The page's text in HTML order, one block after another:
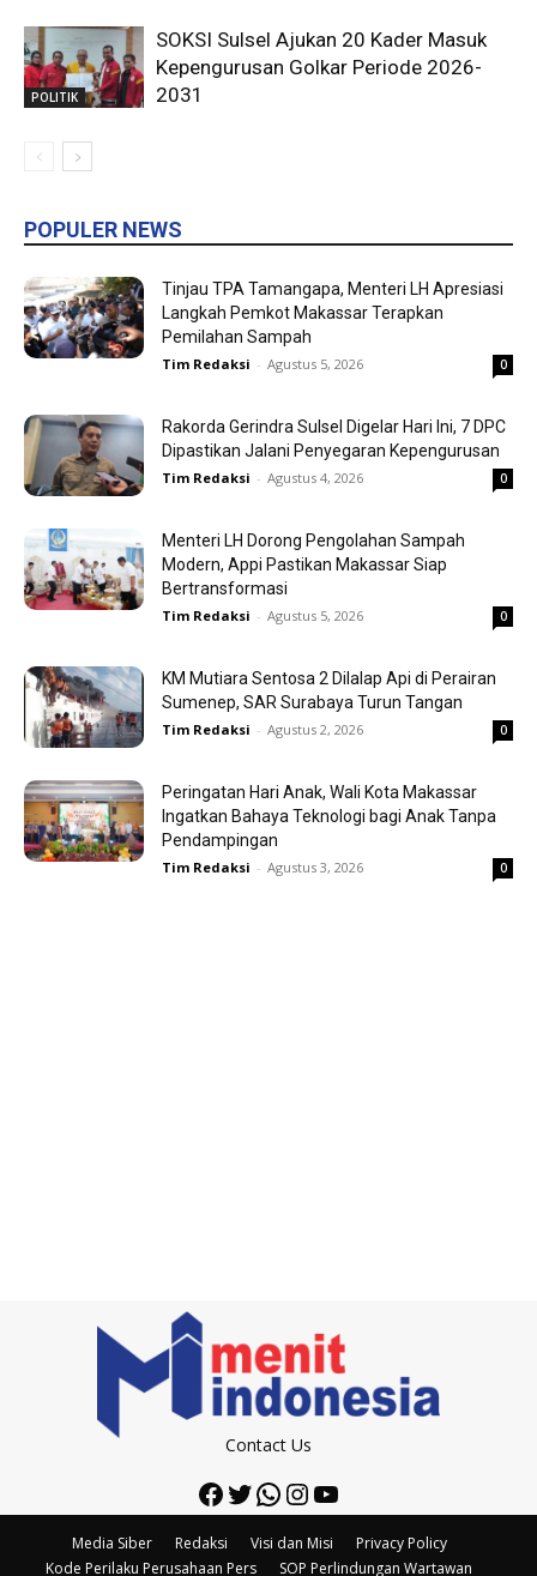
POLITIK
SOKSI Sulsel Ajukan 20 Kader Masuk
Kepengurusan Golkar Periode 2026-
2031
POPULER NEWS
Tinjau TPA Tamangapa, Menteri LH Apresiasi
Langkah Pemkot Makassar Terapkan
Pemilahan Sampah
Tim Redaksi - Agustus 5, 2026 0
Rakorda Gerindra Sulsel Digelar Hari Ini, 7 DPC
Dipastikan Jalani Penyegaran Kepengurusan
Tim Redaksi - Agustus 4, 2026 0
Menteri LH Dorong Pengolahan Sampah
Modern, Appi Pastikan Makassar Siap
Bertransformasi
Tim Redaksi - Agustus 5, 2026 0
KM Mutiara Sentosa 2 Dilalap Api di Perairan
Sumenep, SAR Surabaya Turun Tangan
Tim Redaksi - Agustus 2, 2026 0
Peringatan Hari Anak, Wali Kota Makassar
Ingatkan Bahaya Teknologi bagi Anak Tanpa
Pendampingan
Tim Redaksi - Agustus 3, 2026 0
Contact Us
Facebook
Twitter
WhatsApp
Instagram
YouTube
Media Siber Redaksi Visi dan Misi
Privacy Policy
Kode Perilaku Perusahaan Pers
SOP Perlindungan Wartawan